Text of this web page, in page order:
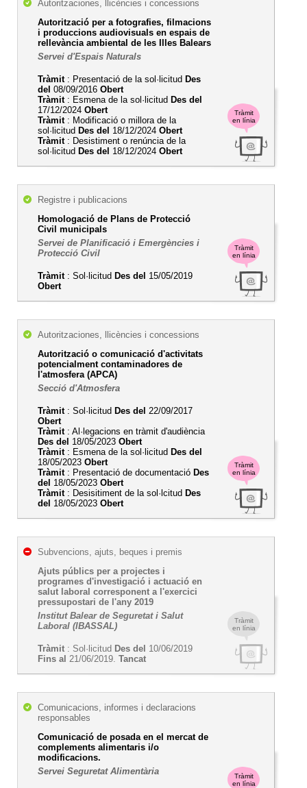
Tràmit
en línia
Autoritzaciones, llicències i concessions
Autorització per a fotografies, filmacions
i produccions audiovisuals en espais de
rellevància ambiental de les Illes Balears
Servei d'Espais Naturals
Tràmit: Presentació de la sol·licitud Des
del 08/09/2016 Obert
Tràmit: Esmena de la sol·licitud Des del
17/12/2024 Obert
Tràmit: Modificació o millora de la
sol·licitud Des del 18/12/2024 Obert
Tràmit: Desistiment o renúncia de la
sol·licitud Des del 18/12/2024 Obert
Tràmit
en línia
Registre i publicacions
Homologació de Plans de Protecció
Civil municipals
Servei de Planificació i Emergències i
Protecció Civil
Tràmit: Sol·licitud Des del 15/05/2019
Obert
Tràmit
en línia
Autoritzaciones, llicències i concessions
Autorització o comunicació d'activitats
potencialment contaminadores de
l'atmosfera (APCA)
Secció d'Atmosfera
Tràmit: Sol·licitud Des del 22/09/2017
Obert
Tràmit: Al·legacions en tràmit d'audiència
Des del 18/05/2023 Obert
Tràmit: Esmena de la sol·licitud Des del
18/05/2023 Obert
Tràmit: Presentació de documentació Des
del 18/05/2023 Obert
Tràmit: Desisitiment de la sol·lcitud Des
del 18/05/2023 Obert
Tràmit
en línia
Subvencions, ajuts, beques i premis
Ajuts públics per a projectes i
programes d'investigació i actuació en
salut laboral corresponent a l'exercici
pressupostari de l'any 2019
Institut Balear de Seguretat i Salut
Laboral (IBASSAL)
Tràmit : Sol·licitud Des del 10/06/2019
Fins al 21/06/2019. Tancat
Tràmit
en línia
Comunicacions, informes i declaracions
responsables
Comunicació de posada en el mercat de
complements alimentaris i/o
modificacions.
Servei Seguretat Alimentària